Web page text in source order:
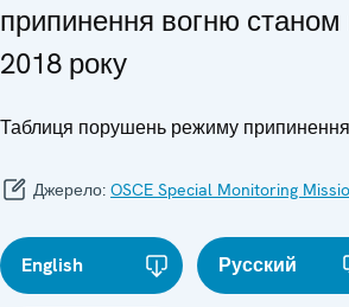
припинення вогню
2018 року
Таблиця порушень режиму
Джерело: OSCE Special Monitoring
English Русский